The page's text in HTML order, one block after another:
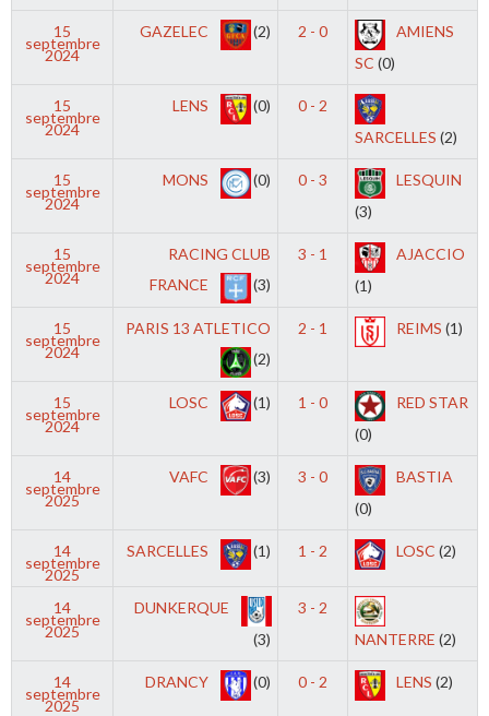
15
septembre
2024
GAZELEC (2) 2 - 0
AMIENS
SC (0)
15
septembre
2024
LENS (0)
0 - 2
SARCELLES (2)
15
septembre
2024
MONS (0) 0 - 3
LESQUIN
(3)
15
septembre
2024
RACING CLUB
FRANCE
(3)
3 - 1
AJACCIO
(1)
15
septembre
2024
PARIS 13 ATLETICO
(2)
2 - 1 REIMS (1)
15
septembre
2024
LOSC (1) 1 - 0
RED STAR
(0)
14
septembre
2025
VAFC (3) 3 - 0
BASTIA
(0)
14
septembre
2025
SARCELLES (1) 1 - 2 LOSC (2)
14
septembre
2025
DUNKERQUE
(3)
3 - 2
NANTERRE (2)
14
septembre
2025
DRANCY (0) 0 - 2 LENS (2)